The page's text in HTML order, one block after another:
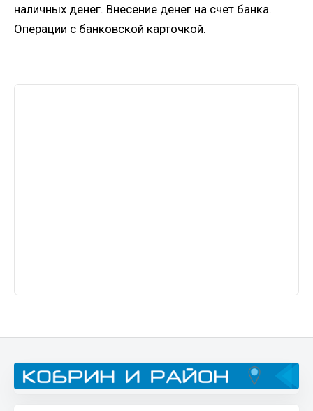
наличных денег. Внесение денег на счет банка.
Операции с банковской карточкой.